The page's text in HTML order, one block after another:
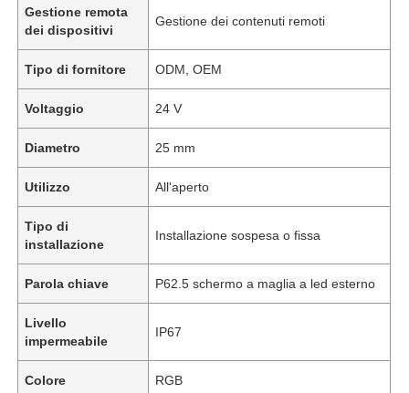
Gestione remota
dei dispositivi
Gestione dei contenuti remoti
Tipo di fornitore ODM, OEM
Voltaggio 24 V
Diametro 25 mm
Utilizzo All'aperto
Tipo di
installazione
Installazione sospesa o fissa
Parola chiave P62.5 schermo a maglia a led esterno
Livello
impermeabile
IP67
Colore RGB